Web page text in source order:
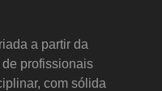
a partir da
profissionais
com sólida